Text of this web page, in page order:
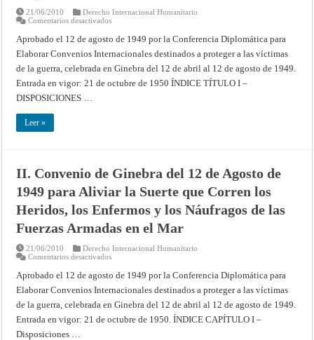
21/06/2010
Derecho Internacional Humanitario
Comentarios desactivadosen
Convenio
de
Ginebra
12
Agosto
de
guerra
Aprobado el 12 de agosto de 1949 por la Conferencia Diplomática para
Elaborar Convenios Internacionales destinados a proteger a las víctimas
de la guerra, celebrada en Ginebra del 12 de abril al 12 de agosto de 1949.
Entrada en vigor: 21 de octubre de 1950 ÍNDICE TÍTULO I –
DISPOSICIONES …
Leer »
II. Convenio de Ginebra del 12 de Agosto de
1949 para Aliviar la Suerte que Corren los
Heridos, los Enfermos y los Náufragos de las
Fuerzas Armadas en el Mar
21/06/2010
Derecho Internacional Humanitario
Comentarios desactivadosen
Convenio
de
Ginebra
12
Agosto
Aprobado el 12 de agosto de 1949 por la Conferencia Diplomática para
Elaborar Convenios Internacionales destinados a proteger a las víctimas
de la guerra, celebrada en Ginebra del 12 de abril al 12 de agosto de 1949.
Entrada en vigor: 21 de octubre de 1950. ÍNDICE CAPÍTULO I –
Disposiciones …